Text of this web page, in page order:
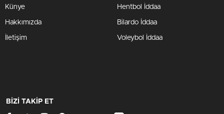
Künye
Hakkımızda
İletişim
Hentbol İddaa
Bilardo İddaa
Voleybol İddaa
BİZİ TAKİP ET